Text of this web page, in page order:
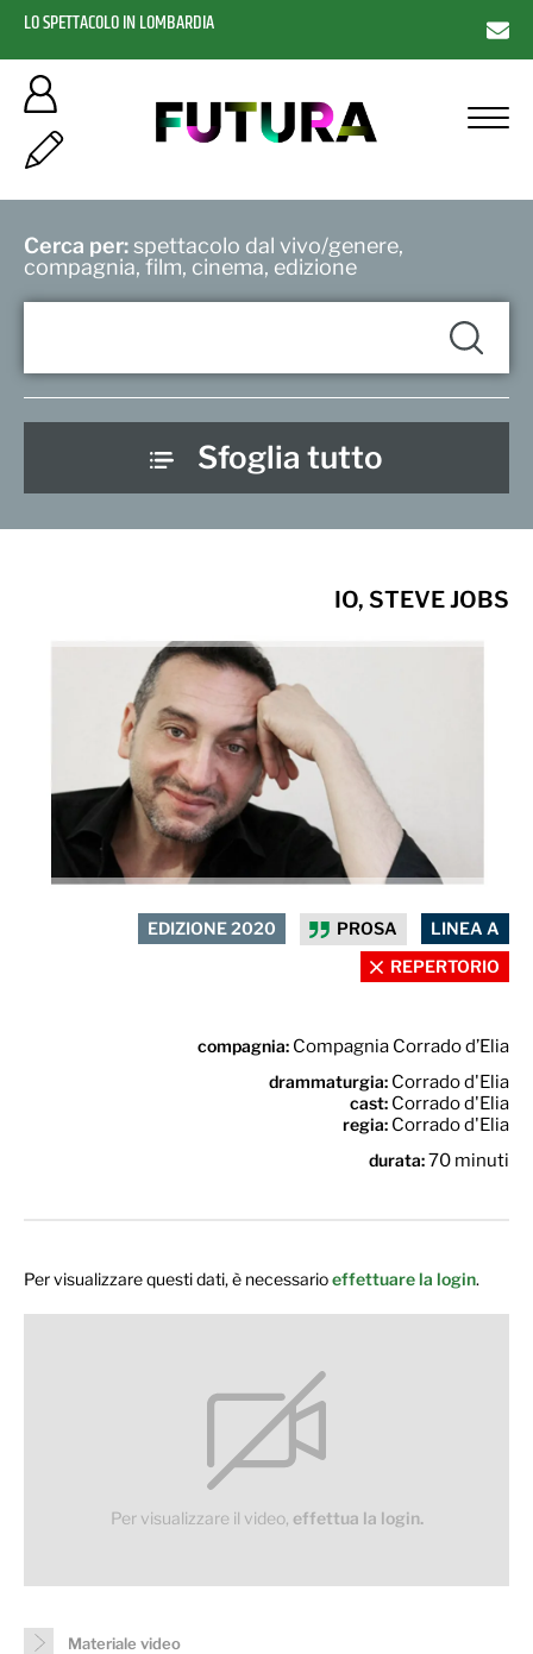
LO SPETTACOLO IN LOMBARDIA
Cerca per:spettacolo dal vivo/genere,
compagnia, film, cinema, edizione
Sfoglia tutto
IO, STEVE JOBS
EDIZIONE 2020 PROSA
LINEA A
REPERTORIO
compagnia: Compagnia Corrado d’Elia
drammaturgia: Corrado d'Elia
cast: Corrado d'Elia
regia: Corrado d'Elia
durata:70 minuti
Per visualizzare questi dati, è necessarioeffettuare la login.
Per visualizzare il video, effettua la login.
Materiale video